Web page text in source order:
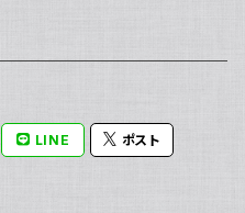
LINE ポスト